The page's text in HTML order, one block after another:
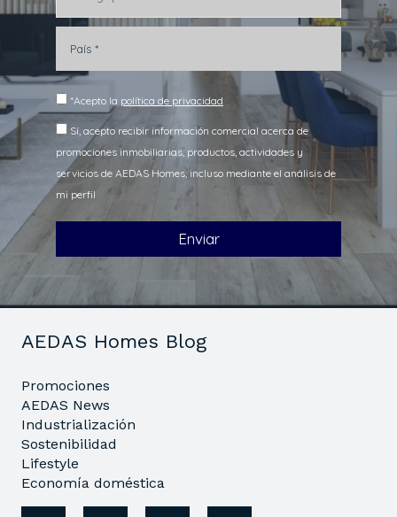
AEDAS Homes Blog
Promociones
AEDAS News
Industrialización
Sostenibilidad
Lifestyle
Economía doméstica